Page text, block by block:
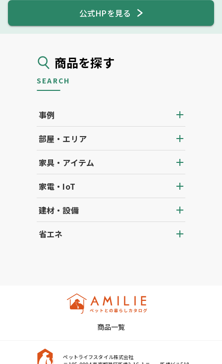
商品を探す
SEARCH
事例
部屋・エリア
家具・アイテム
家電・IoT
建材・設備
省エネ
公式HPを見る
商品一覧
ペットライフスタイル株式会社